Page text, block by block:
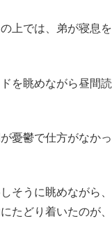
上では、弟が寝息を
を眺めながら昼間読
憂鬱で仕方がなかっ
そうに眺めながら、
たどり着いたのが、